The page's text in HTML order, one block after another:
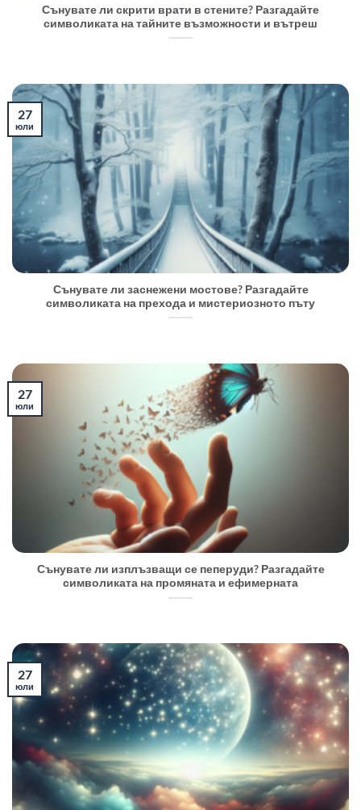
Сънувате ли скрити врати в стените? Разгадайте
символиката на тайните възможности и вътреш
Сънувате ли заснежени мостове? Разгадайте
символиката на прехода и мистериозното пъту
27
юли
Сънувате ли изплъзващи се пеперуди? Разгадайте
символиката на промяната и ефимерната
27
юли
27
юли